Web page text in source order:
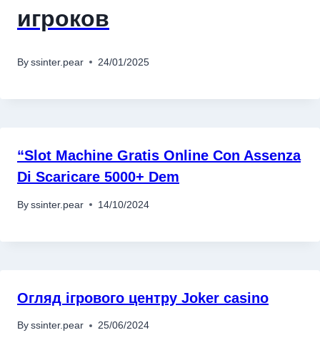
игроков
By ssinter.pear 24/01/2025
“Slot Machine Gratis Online Con Assenza
Di Scaricare 5000+ Dem
By ssinter.pear 14/10/2024
Огляд ігрового центру Joker casino
By ssinter.pear 25/06/2024